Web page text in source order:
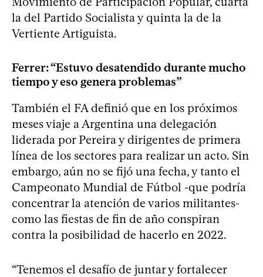
la del Partido Socialista y quinta la de la
Vertiente Artiguista.
Ferrer: “Estuvo desatendido durante mucho
tiempo y eso genera problemas”
También el FA definió que en los próximos
meses viaje a Argentina una delegación
liderada por Pereira y dirigentes de primera
línea de los sectores para realizar un acto. Sin
embargo, aún no se fijó una fecha, y tanto el
Campeonato Mundial de Fútbol -que podría
concentrar la atención de varios militantes-
como las fiestas de fin de año conspiran
contra la posibilidad de hacerlo en 2022.
“Tenemos el desafío de juntar y fortalecer